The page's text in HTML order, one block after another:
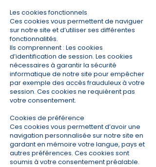
Les cookies fonctionnels
Ces cookies vous permettent de naviguer
sur notre site et d’utiliser ses différentes
fonctionnalités.
Ils comprennent : Les cookies
d’identification de session. Les cookies
nécessaires à garantir la sécurité
informatique de notre site pour empêcher
par exemple des accès frauduleux à votre
session. Ces cookies ne requièrent pas
votre consentement.
Cookies de préférence
Ces cookies vous permettent d’avoir une
navigation personnalisée sur notre site en
gardant en mémoire votre langue, pays et
autres préférences. Ces cookies sont
soumis à votre consentement préalable.